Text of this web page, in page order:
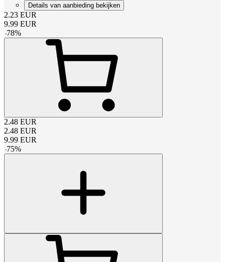
Details van aanbieding bekijken
2.23 EUR
9.99 EUR
-78%
2.48 EUR
2.48 EUR
9.99 EUR
-75%